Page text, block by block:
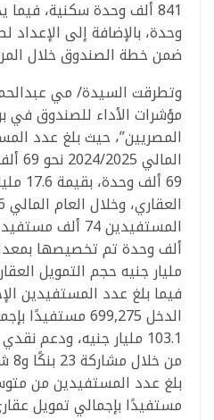
وحدة، بالإضافة إلى
ضمن خطة الصندوق خلال
وتطرقت السيدة/ مي
مؤشرات الأداء للصندوق في
المصريين”، حيث بلغ عدد
69
فيما بلغ عدد المستفيدين
الدخل 699,275
مستفيدًا بإجمالي تمويل عقاري تجاوز 5.1